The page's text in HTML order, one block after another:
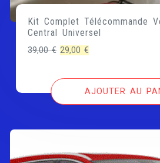
Kit Complet Télécommande
Central Universel
39,00€ Le
initial
29,00€
actuel
est :
AJOUTER AU